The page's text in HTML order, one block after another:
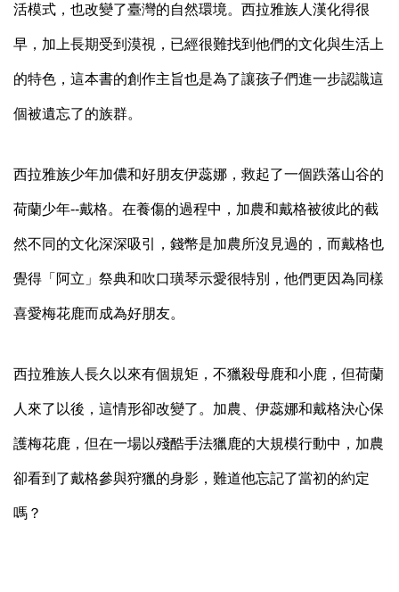
活模式，也改變了臺灣的自然環境。西拉雅族人漢化得很
早，加上長期受到漠視，已經很難找到他們的文化與生活上
的特色，這本書的創作主旨也是為了讓孩子們進一步認識這
個被遺忘了的族群。
西拉雅族少年加儂和好朋友伊蕊娜，救起了一個跌落山谷的
荷蘭少年--戴格。在養傷的過程中，加農和戴格被彼此的截
然不同的文化深深吸引，錢幣是加農所沒見過的，而戴格也
覺得「阿立」祭典和吹口璜琴示愛很特別，他們更因為同樣
喜愛梅花鹿而成為好朋友。
西拉雅族人長久以來有個規矩，不獵殺母鹿和小鹿，但荷蘭
人來了以後，這情形卻改變了。加農、伊蕊娜和戴格決心保
護梅花鹿，但在一場以殘酷手法獵鹿的大規模行動中，加農
卻看到了戴格參與狩獵的身影，難道他忘記了當初的約定
嗎？